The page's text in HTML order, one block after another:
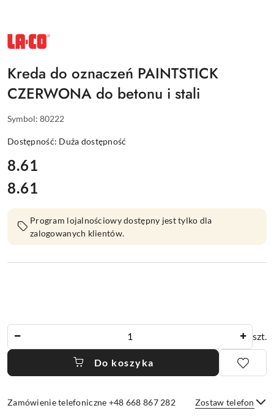
NAZWA
PRODUCENTA:
Kreda do oznaczeń PAINTSTICK
CZERWONA do betonu i stali
Symbol: 80222
Dostępność: Duża dostępność
cena:
8.61
Cena:
8.61
Program lojalnościowy dostępny jest tylko dla
zalogowanych klientów.
szt.
Do koszyka
Zamówienie telefoniczne +48 668 867 282 Zostaw telefon